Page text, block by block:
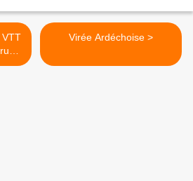
!
Virée Ardéchoise >